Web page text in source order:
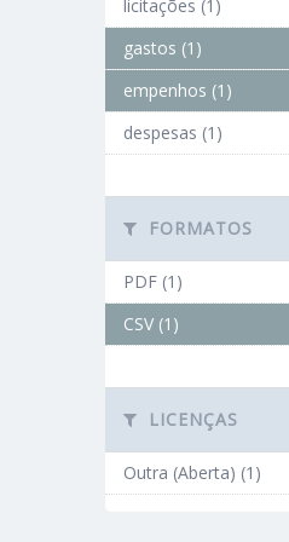
licitações (1)
gastos (1)
empenhos (1)
despesas (1)
FORMATOS
PDF (1)
CSV (1)
LICENÇAS
Outra (Aberta) (1)